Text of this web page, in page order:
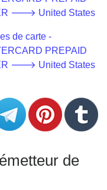
🡒 United States
de carte -
PREPAID
🡒 United States
de